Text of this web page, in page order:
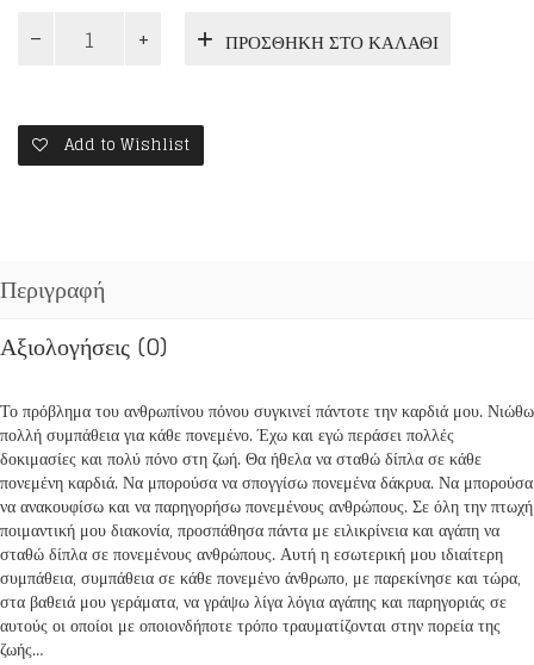
ΣΕΝΑ
ποσότητα
ΠΡΟΣΘΉΚΗ ΣΤΟ ΚΑΛΆΘΙ
Add to Wishlist
Περιγραφή
Αξιολογήσεις (0)
Το πρόβλημα του ανθρωπίνου πόνου συγκινεί πάντοτε την καρδιά μου. Νιώθω
πολλή συμπάθεια για κάθε πονεμένο. Έχω και εγώ περάσει πολλές
δοκιμασίες και πολύ πόνο στη ζωή. Θα ήθελα να σταθώ δίπλα σε κάθε
πονεμένη καρδιά. Να μπορούσα να σπογγίσω πονεμένα δάκρυα. Να μπορούσα
να ανακουφίσω και να παρηγορήσω πονεμένους ανθρώπους. Σε όλη την πτωχή
ποιμαντική μου διακονία, προσπάθησα πάντα με ειλικρίνεια και αγάπη να
σταθώ δίπλα σε πονεμένους ανθρώπους. Αυτή η εσωτερική μου ιδιαίτερη
συμπάθεια, συμπάθεια σε κάθε πονεμένο άνθρωπο, με παρεκίνησε και τώρα,
στα βαθειά μου γεράματα, να γράψω λίγα λόγια αγάπης και παρηγοριάς σε
αυτούς οι οποίοι με οποιονδήποτε τρόπο τραυματίζονται στην πορεία της
ζωής…